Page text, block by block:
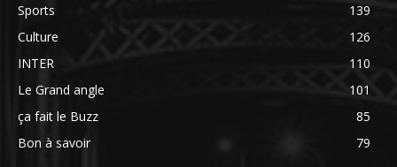
Sports
139
Culture
126
INTER
110
Le Grand angle
101
ça fait le Buzz
85
Bon à savoir
79